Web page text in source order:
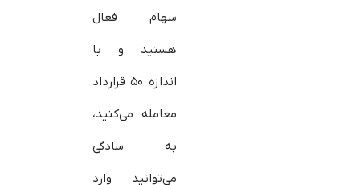
سهام فعال
هستید و با
اندازه ۵۰ قرارداد
معامله می‌کنید،
به سادگی
می‌توانید وارد